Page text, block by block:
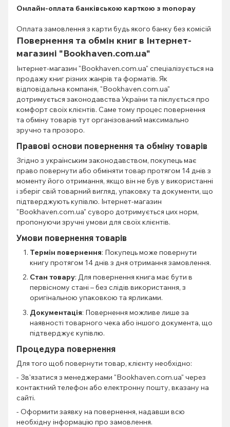
Онлайн-оплата банківською карткою з monopay
Оплата замовлення з карти будь якого банку без комісій
Повернення та обмін книг в Інтернет-
магазині "Bookhaven.com.ua"
Інтернет-магазин "Bookhaven.com.ua" спеціалізується на
продажу книг різних жанрів та форматів. Як
відповідальна компанія, "Bookhaven.com.ua"
дотримується законодавства України та піклується про
комфорт своїх клієнтів. Саме тому процес повернення
та обміну товарів тут організований максимально
зручно та прозоро.
Правові основи повернення та обміну товарів
Згідно з українським законодавством, покупець має
право повернути або обміняти товар протягом 14 днів з
моменту його отримання, якщо він не був у використанні
і зберіг свій товарний вигляд, упаковку та документи, що
підтверджують купівлю. Інтернет-магазин
"Bookhaven.com.ua" суворо дотримується цих норм,
пропонуючи зручні умови для своїх клієнтів.
Умови повернення товарів
Термін повернення: Покупець може повернути
книгу протягом 14 днів з дня отримання замовлення.
Стан товару: Для повернення книга має бути в
первісному стані – без слідів використання, з
оригінальною упаковкою та ярликами.
Документація: Повернення можливе лише за
наявності товарного чека або іншого документа, що
підтверджує купівлю.
Процедура повернення
Для того щоб повернути товар, клієнту необхідно:
- Зв'язатися з менеджерами "Bookhaven.com.ua" через
контактний телефон або електронну пошту, вказану на
сайті.
- Оформити заявку на повернення, надавши всю
необхідну інформацію про замовлення.